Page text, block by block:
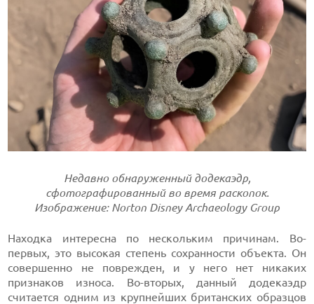
Недавно обнаруженный додекаэдр,
сфотографированный во время раскопок.
Изображение: Norton Disney Archaeology Group
Находка интересна по нескольким причинам. Во-
первых, это высокая степень сохранности объекта. Он
совершенно не поврежден, и у него нет никаких
признаков износа. Во-вторых, данный додекаэдр
считается одним из крупнейших британских образцов